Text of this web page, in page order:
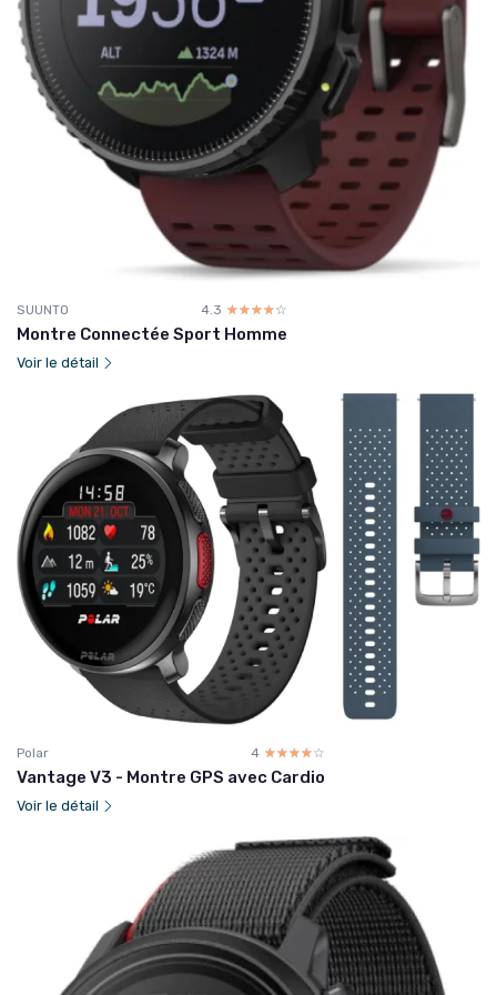
SUUNTO 4.3 ☆☆☆☆☆
★★★★★
Montre Connectée Sport Homme
Voir le détail
Polar 4 ☆☆☆☆☆
★★★★★
Vantage V3 - Montre GPS avec Cardio
Voir le détail